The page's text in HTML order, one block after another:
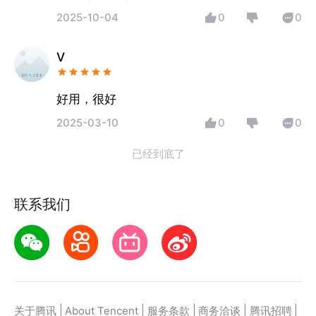
2025-10-04 0 0
V
好用，很好
2025-03-10 0 0
已经到底了
联系我们
关于腾讯 About Tencent 服务条款 商务洽谈 腾讯招聘